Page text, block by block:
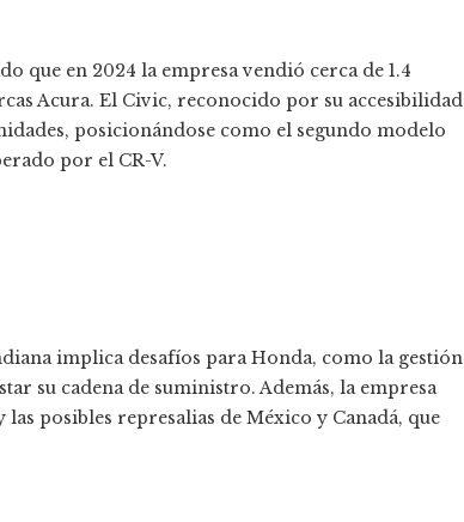
que en 2024 la empresa vendió cerca de 1.4
Acura. El Civic, reconocido por su accesibilidad
posicionándose como el segundo modelo
por el CR-V.
implica desafíos para Honda, como la gestión
su cadena de suministro. Además, la empresa
posibles represalias de México y Canadá, que